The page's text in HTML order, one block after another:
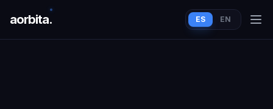
aorbita. ES EN